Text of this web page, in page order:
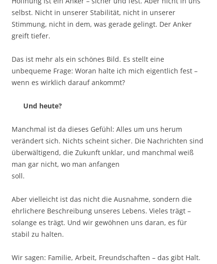
selbst. Nicht in unserer Stabilität, nicht in unserer
Stimmung, nicht in dem, was gerade gelingt. Der Anker
greift tiefer.
Das ist mehr als ein schönes Bild. Es stellt eine
unbequeme Frage: Woran halte ich mich eigentlich fest –
wenn es wirklich darauf ankommt?
Und heute?
Manchmal ist da dieses Gefühl: Alles um uns herum
verändert sich. Nichts scheint sicher. Die Nachrichten sind
überwältigend, die Zukunft unklar, und manchmal weiß
man gar nicht, wo man anfangen
soll.
Aber vielleicht ist das nicht die Ausnahme, sondern die
ehrlichere Beschreibung unseres Lebens. Vieles trägt –
solange es trägt. Und wir gewöhnen uns daran, es für
stabil zu halten.
Wir sagen: Familie, Arbeit, Freundschaften – das gibt Halt.